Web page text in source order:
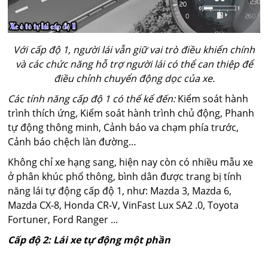
Với cấp độ 1, người lái vẫn giữ vai trò điều khiển chính
và các chức năng hỗ trợ người lái có thể can thiệp để
điều chỉnh chuyển động dọc của xe.
Các tính năng cấp độ 1 có thể kể đến:Kiểm soát hành
trình thích ứng, Kiểm soát hành trình chủ động, Phanh
tự động thông minh, Cảnh báo va chạm phía trước,
Cảnh báo chệch làn đường…
Không chỉ xe hạng sang, hiện nay còn có nhiều mẫu xe
ở phân khúc phổ thông, bình dân được trang bị tính
năng lái tự động cấp độ 1, như: Mazda 3, Mazda 6,
Mazda CX-8, Honda CR-V, VinFast Lux SA2 .0, Toyota
Fortuner, Ford Ranger ...
Cấp độ 2: Lái xe tự động một phần